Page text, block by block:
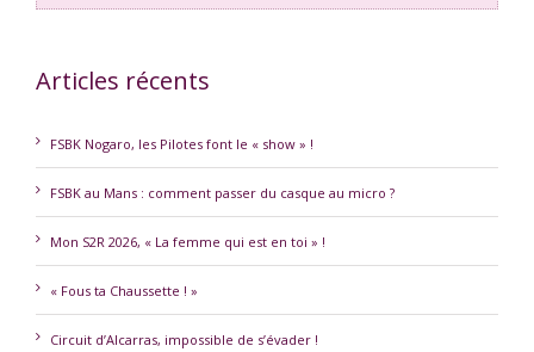
Articles récents
FSBK Nogaro, les Pilotes font le « show » !
FSBK au Mans : comment passer du casque au micro ?
Mon S2R 2026, « La femme qui est en toi » !
« Fous ta Chaussette ! »
Circuit d’Alcarras, impossible de s’évader !